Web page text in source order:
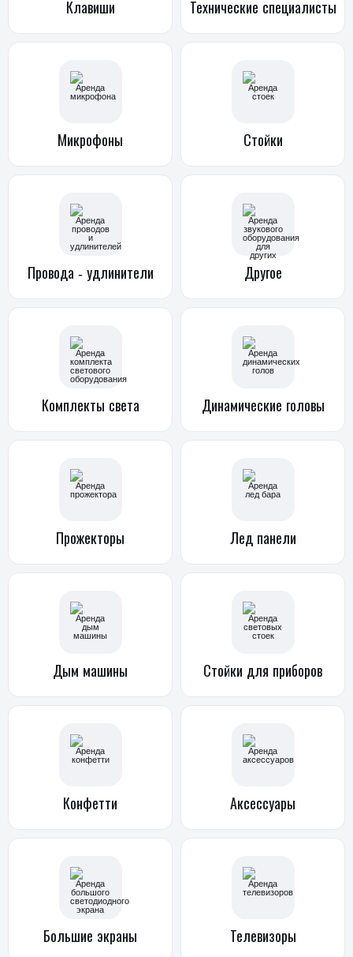
Клавиши Технические специалисты
Микрофоны Стойки
Провода -удлинители Другое
Комплекты света Динамические головы
Прожекторы Лед панели
Дым машины Стойки для приборов
Конфетти Аксессуары
Большие экраны Телевизоры